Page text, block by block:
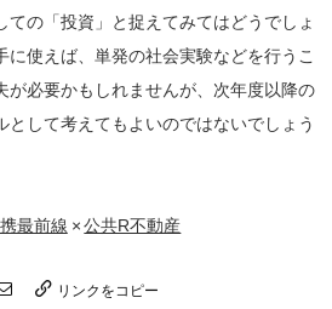
ての「投資」と捉えてみてはどうでしょ
に使えば、単発の社会実験などを行うこ
が必要かもしれませんが、次年度以降の
として考えてもよいのではないでしょう
最前線 × 公共R不動産
リンクをコピー